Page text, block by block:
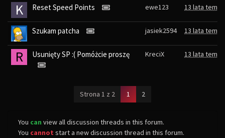
K Reset Speed Points ewe123 13 lata temu
Szukam patcha jasiek2594 13 lata temu
R Usunięty SP :( Pomóżcie proszę KreciX 13 lata temu
Strona 1 z 2 1 (current)
2
You can view all discussion threads in this forum.
You cannot start a new discussion thread in this forum.